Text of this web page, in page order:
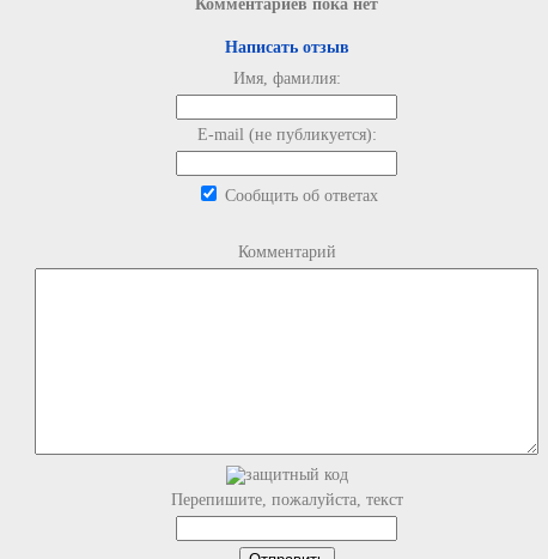
Комментариев пока нет
Написать отзыв
Имя, фамилия:
E-mail (не публикуется):
Сообщить об ответах
Комментарий
Перепишите, пожалуйста, текст